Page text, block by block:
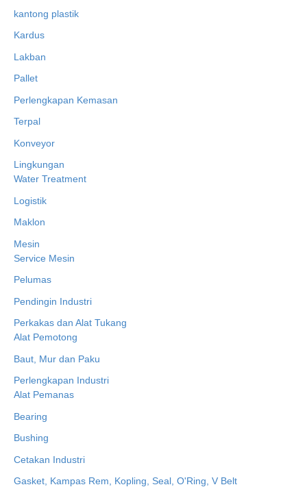
kantong plastik
Kardus
Lakban
Pallet
Perlengkapan Kemasan
Terpal
Konveyor
Lingkungan
Water Treatment
Logistik
Maklon
Mesin
Service Mesin
Pelumas
Pendingin Industri
Perkakas dan Alat Tukang
Alat Pemotong
Baut, Mur dan Paku
Perlengkapan Industri
Alat Pemanas
Bearing
Bushing
Cetakan Industri
Gasket, Kampas Rem, Kopling, Seal, O'Ring, V Belt